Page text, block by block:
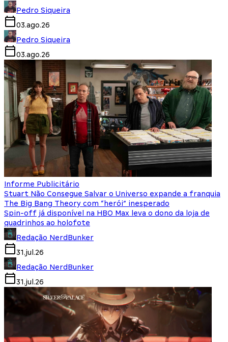
Pedro Siqueira
03.ago.26
Pedro Siqueira
03.ago.26
Informe Publicitário
Stuart Não Consegue Salvar o Universo expande a franquia
The Big Bang Theory com “herói” inesperado
Spin-off já disponível na HBO Max leva o dono da loja de
quadrinhos ao holofote
Redação NerdBunker
31.jul.26
Redação NerdBunker
31.jul.26